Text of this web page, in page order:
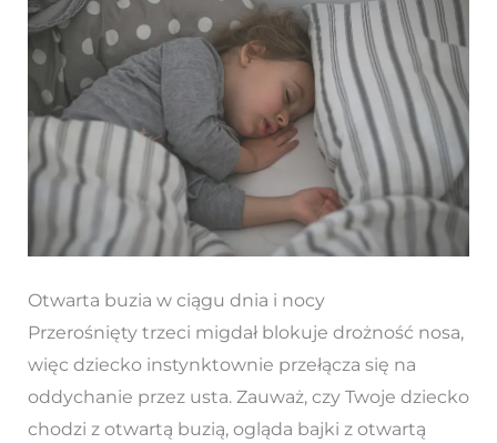
Otwarta buzia w ciągu dnia i nocy
Przerośnięty trzeci migdał blokuje drożność nosa,
więc dziecko instynktownie przełącza się na
oddychanie przez usta. Zauważ, czy Twoje dziecko
chodzi z otwartą buzią, ogląda bajki z otwartą